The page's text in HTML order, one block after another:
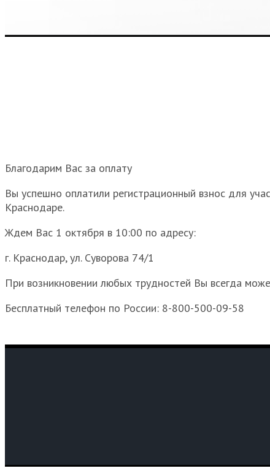
Благодарим Вас за оплату
Вы успешно оплатили регистрационный взнос для
Краснодаре.
Ждем Вас 1 октября в 10:00 по адресу:
г. Краснодар, ул. Суворова 74/1
При возникновении любых трудностей Вы всегда
Бесплатный телефон по России: 8-800-500-09-58